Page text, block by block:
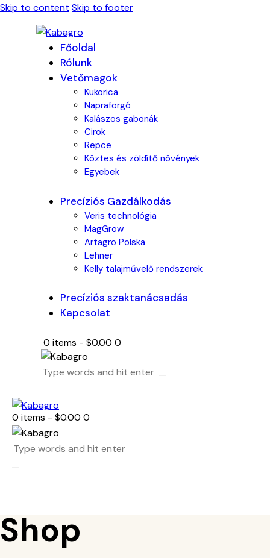
Skip to content Skip to footer
Főoldal
Rólunk
Vetőmagok
Kukorica
Napraforgó
Kalászos gabonák
Cirok
Repce
Köztes és zöldítő növények
Egyebek
Precíziós Gazdálkodás
Veris technológia
MagGrow
Artagro Polska
Lehner
Kelly talajművelő rendszerek
Precíziós szaktanácsadás
Kapcsolat
0 items - $0.00 0
0 items - $0.00 0
Shop